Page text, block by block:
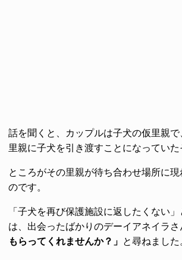
話を聞くと、カップルは子犬の仮里親
里親に子犬を引き渡すことになっていた
ところがその里親が待ち合わせ場所に現
のです。
「子犬を再び保護施設に返したくない
は、出会ったばかりのデーイアネイラさ
もらってくれませんか？」 と尋ねました